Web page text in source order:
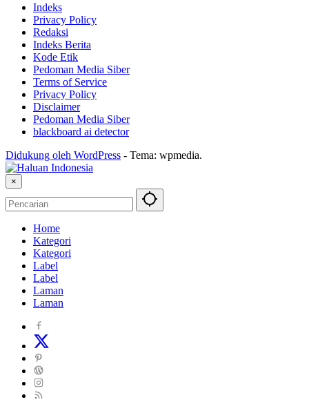
Indeks
Privacy Policy
Redaksi
Indeks Berita
Kode Etik
Pedoman Media Siber
Terms of Service
Privacy Policy
Disclaimer
Pedoman Media Siber
blackboard ai detector
Didukung oleh WordPress - Tema: wpmedia.
×
Home
Kategori
Kategori
Label
Label
Laman
Laman